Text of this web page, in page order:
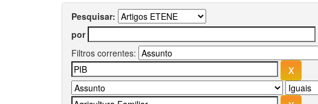
Pesquisar:
por
Filtros correntes: